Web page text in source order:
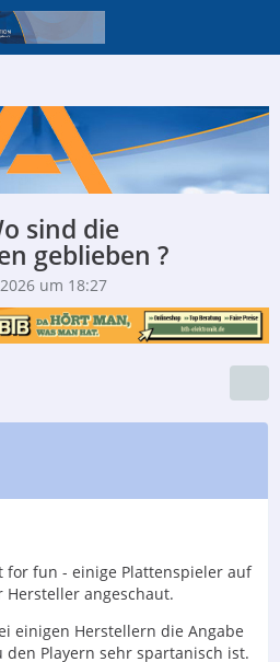
sind die
geblieben ?
um 18:27
for fun - einige Plattenspieler auf
angeschaut.
einigen Herstellern die Angabe
den Playern sehr spartanisch ist.